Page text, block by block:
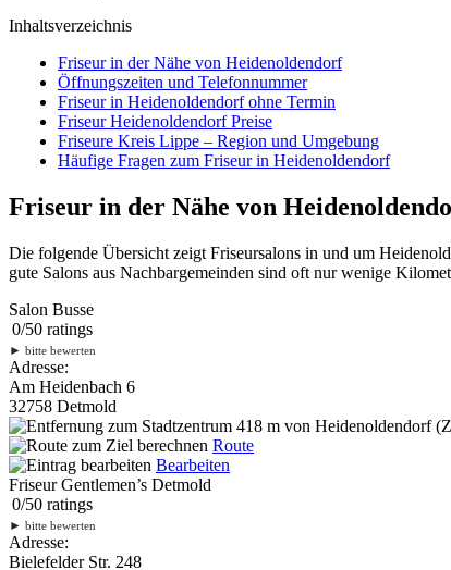
Inhaltsverzeichnis
Friseur in der Nähe von Heidenoldendorf
Öffnungszeiten und Telefonnummer
Friseur in Heidenoldendorf ohne Termin
Friseur Heidenoldendorf Preise
Friseure Kreis Lippe – Region und Umgebung
Häufige Fragen zum Friseur in Heidenoldendorf
Friseur in der Nähe von
Die folgende Übersicht zeigt Friseursalons in und um
gute Salons aus Nachbargemeinden sind oft nur wenige
Salon Busse
0/50 ratings
► bitte bewerten
Adresse:
Am Heidenbach 6
32758 Detmold
418 m von Heidenoldendorf
Route
Bearbeiten
Friseur Gentlemen’s Detmold
0/50 ratings
► bitte bewerten
Adresse:
Bielefelder Str. 248